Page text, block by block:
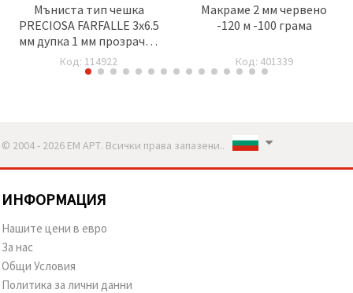
Мъниста тип чешка
PRECIOSA FARFALLE 3x6.5
мм дупка 1 мм прозрачна
матирана синьо-зелена
-10 грама ~86 броя
Код: 114922
Макраме 2 мм червено
-120 м -100 грама
Код: 401339
© 2004 - 2026 ЕМ АРТ. Всички права запазени..
ИНФОРМАЦИЯ
Нашите цени в евро
За нас
Общи Условия
Политика за лични данни